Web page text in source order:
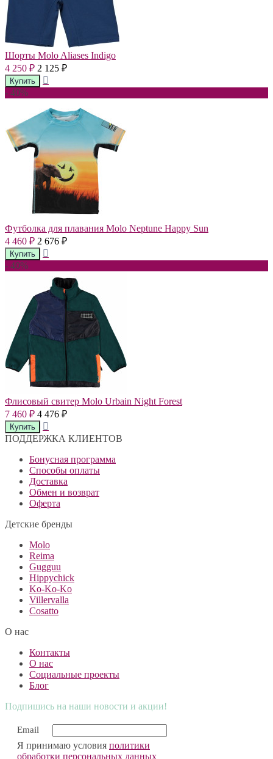
Шорты Molo Aliases Indigo
4 250 ₽ 2 125 ₽
- 40%
Футболка для плавания Molo Neptune Happy Sun
4 460 ₽ 2 676 ₽
- 40%
Флисовый свитер Molo Urbain Night Forest
7 460 ₽ 4 476 ₽
ПОДДЕРЖКА КЛИЕНТОВ
Бонусная программа
Способы оплаты
Доставка
Обмен и возврат
Оферта
Детские бренды
Molo
Reima
Gugguu
Hippychick
Ko-Ko-Ko
Villervalla
Cosatto
О нас
Контакты
О нас
Социальные проекты
Блог
Подпишись на наши новости и акции!
Email
Я принимаю условия политики
обработки персональных данных